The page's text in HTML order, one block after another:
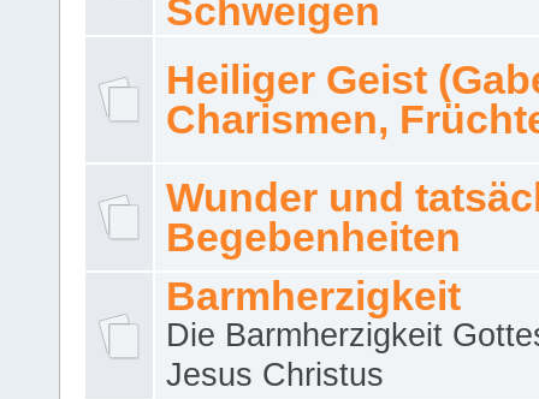
Schweigen
Heiliger Geist
Charismen,
Wunder und
Begebenheiten
Barmherzigkeit
Die Barmherzigkeit
Jesus Christus